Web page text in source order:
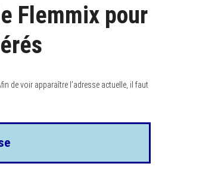
Flemmix pour
de voir apparaître l’adresse actuelle, il faut